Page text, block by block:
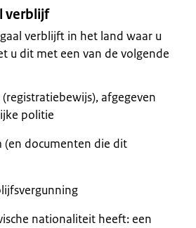
verblijf
verblijft in het land waar u
u dit met een van de volgende
(registratiebewijs), afgegeven
politie
(en documenten die dit
nationaliteit heeft: een